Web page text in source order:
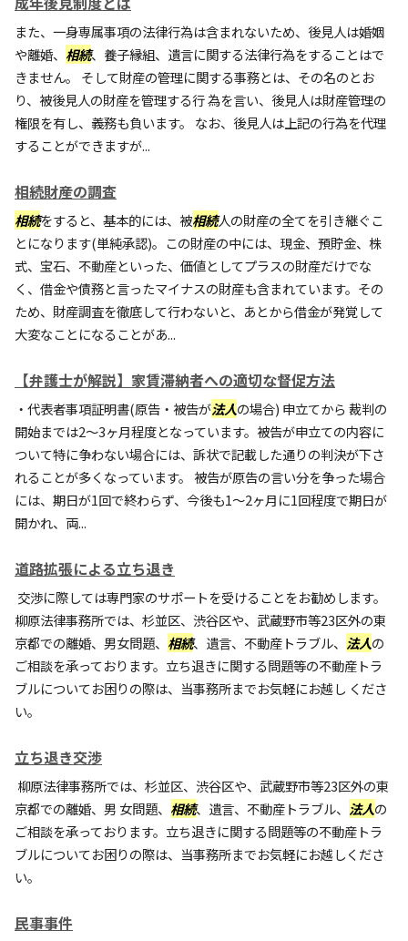
また、一身専属事項の法律行為は含まれないため、後見人は婚姻
や離婚、 相続、養子縁組、遺言に関する法律行為をすることはで
きません。 そして財産の管理に関する事務とは、その名のとお
り、被後見人の財産を管理する行 為を言い、後見人は財産管理の
権限を有し、義務も負います。 なお、後見人は上記の行為を代理
することができますが...
相続財産の調査
相続をすると、基本的には、被相続人の財産の全てを引き継ぐこ
とになります(単純承認)。この財産の中には、現金、預貯金、株
式、宝石、不動産といった、価値としてプラスの財産だけでな
く、借金や債務と言ったマイナスの財産も含まれています。その
ため、財産調査を徹底して行わないと、あとから借金が発覚して
大変なことになることがあ...
【弁護士が解説】家賃滞納者への適切な督促方法
・代表者事項証明書(原告・被告が法人の場合) 申立てから 裁判の
開始までは2～3ヶ月程度となっています。被告が申立ての内容に
ついて特に争わない場合には、訴状で記載した通りの判決が下さ
れることが多くなっています。 被告が原告の言い分を争った場合
には、期日が1回で終わらず、今後も1～2ヶ月に1回程度で期日が
開かれ、両...
道路拡張による立ち退き
交渉に際しては専門家のサポートを受けることをお勧めします。
柳原法律事務所では、杉並区、渋谷区や、武蔵野市等23区外の東
京都での離婚、男女問題、 相続、遺言、不動産トラブル、 法人の
ご相談を承っております。立ち退きに関する問題等の不動産トラ
ブルについてお困りの際は、当事務所までお気軽にお越し くださ
い。
立ち退き交渉
柳原法律事務所では、杉並区、渋谷区や、武蔵野市等23区外の東
京都での離婚、男 女問題、 相続、遺言、不動産トラブル、 法人の
ご相談を承っております。立ち退きに関する問題等の不動産トラ
ブルについてお困りの際は、当事務所までお気軽にお越しくださ
い。
民事事件